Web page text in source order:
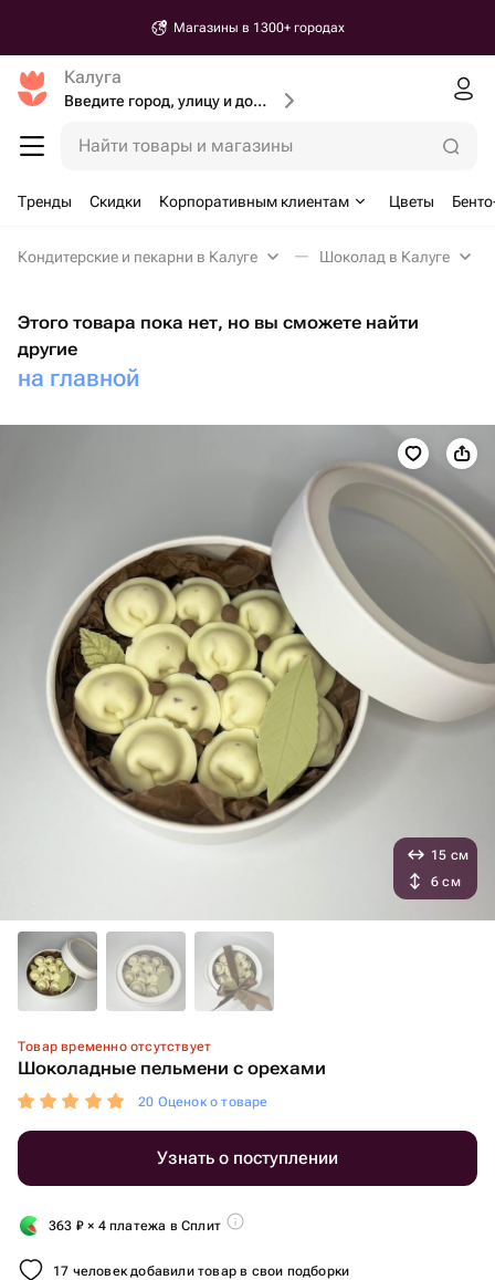
Магазины в 1300+ городах
Калуга
Введите город, улицу и дом доставки
Найти товары и магазины
Тренды Скидки Корпоративным клиентам Цветы
Кондитерские и пекарни в Калуге Шоколад в Калуге
Этого товара пока нет, но вы сможете найти
другие
на главной
Товар временно отсутствует
Шоколадные пельмени с орехами
20 Оценок о товаре
Узнать о поступлении
363 ₽ × 4 платежа в Сплит
17 человек добавили товар в свои подборки
15 см
6 см